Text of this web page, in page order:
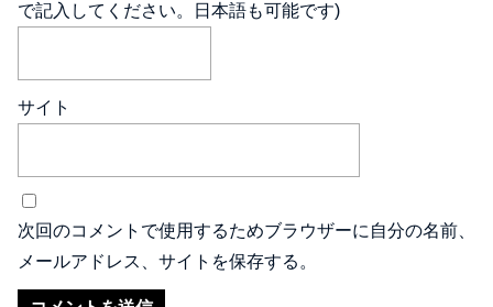
で記入してください。日本語も可能です)
サイト
次回のコメントで使用するためブラウザーに自分の名前、
メールアドレス、サイトを保存する。